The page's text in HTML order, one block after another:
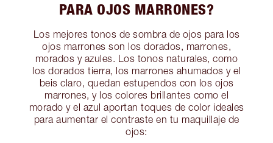
PARA OJOS MARRONES?
Los mejores tonos de sombra de ojos para los
ojos marrones son los dorados, marrones,
morados y azules. Los tonos naturales, como
los dorados tierra, los marrones ahumados y el
beis claro, quedan estupendos con los ojos
marrones, y los colores brillantes como el
morado y el azul aportan toques de color ideales
para aumentar el contraste en tu maquillaje de
ojos: